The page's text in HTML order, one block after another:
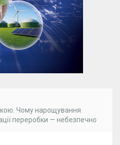
Чому нарощування
переробки — небезпечно